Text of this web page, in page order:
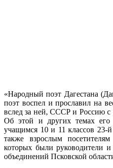
«Народный поэт Дагестана
поэт воспел и прославил на
вслед за ней, СССР и Россию с
Об этой и других темах его
учащимся 10 и 11 классов 23-
также взрослым
которых были руководители
объединений Псковской